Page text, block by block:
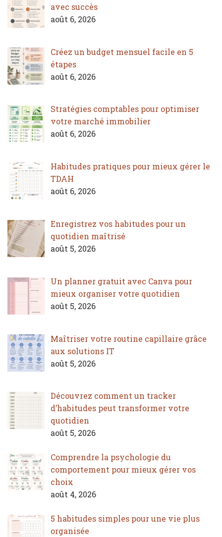
avec succès
août 6, 2026
Créez un budget mensuel facile en 5
étapes
août 6, 2026
Stratégies comptables pour optimiser
votre marché immobilier
août 6, 2026
Habitudes pratiques pour mieux gérer le
TDAH
août 6, 2026
Enregistrez vos habitudes pour un
quotidien maîtrisé
août 5, 2026
Un planner gratuit avec Canva pour
mieux organiser votre quotidien
août 5, 2026
Maîtriser votre routine capillaire grâce
aux solutions IT
août 5, 2026
Découvrez comment un tracker
d’habitudes peut transformer votre
quotidien
août 5, 2026
Comprendre la psychologie du
comportement pour mieux gérer vos
choix
août 4, 2026
5 habitudes simples pour une vie plus
organisée